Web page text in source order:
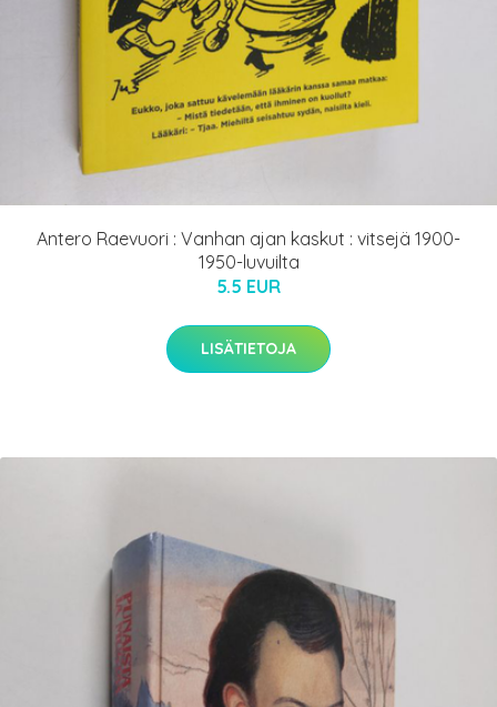
Antero Raevuori : Vanhan ajan kaskut : vitsejä 1900-
1950-luvuilta
5.5 EUR
LISÄTIETOJA